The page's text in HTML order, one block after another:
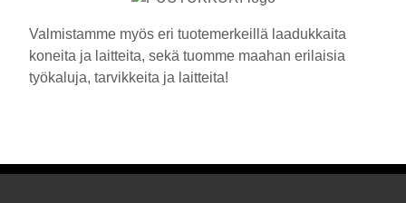
Valmistamme myös eri tuotemerkeillä laadukkaita
koneita ja laitteita, sekä tuomme maahan erilaisia
työkaluja, tarvikkeita ja laitteita!